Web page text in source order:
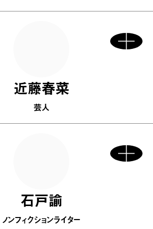
近藤春菜
芸人
石戸諭
ノンフィクションライター